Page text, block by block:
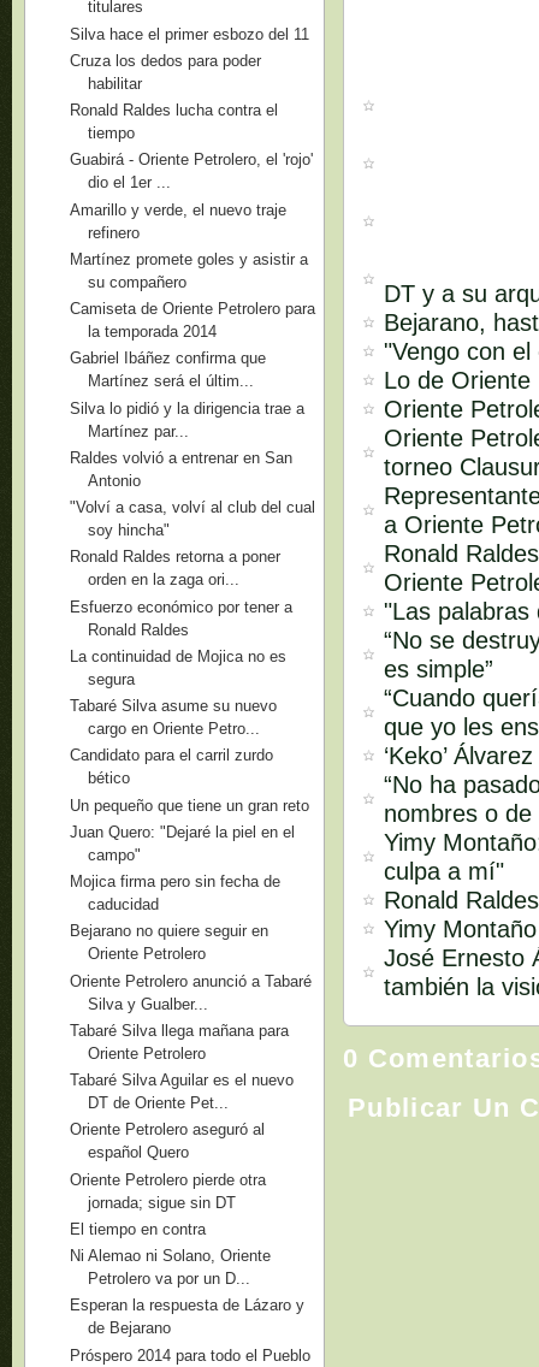
DT y a su
Bejarano,
"Vengo con
Lo de
Oriente
Oriente
torneo
a Oriente
Ronald
Oriente
"Las palabras
“No se
es simple”
“Cuando
que yo les
‘Keko’
“No ha
nombres o de
Yimy
culpa a mí"
Ronald
Yimy
José Ernesto
también la
0
Publicar Un
titulares
Silva hace el primer esbozo del 11
Cruza los dedos para poder
habilitar
Ronald Raldes lucha contra el
tiempo
Guabirá - Oriente Petrolero, el 'rojo'
dio el 1er ...
Amarillo y verde, el nuevo traje
refinero
Martínez promete goles y asistir a
su compañero
Camiseta de Oriente Petrolero para
la temporada 2014
Gabriel Ibáñez confirma que
Martínez será el últim...
Silva lo pidió y la dirigencia trae a
Martínez par...
Raldes volvió a entrenar en San
Antonio
"Volví a casa, volví al club del cual
soy hincha"
Ronald Raldes retorna a poner
orden en la zaga ori...
Esfuerzo económico por tener a
Ronald Raldes
La continuidad de Mojica no es
segura
Tabaré Silva asume su nuevo
cargo en Oriente Petro...
Candidato para el carril zurdo
bético
Un pequeño que tiene un gran reto
Juan Quero: "Dejaré la piel en el
campo"
Mojica firma pero sin fecha de
caducidad
Bejarano no quiere seguir en
Oriente Petrolero
Oriente Petrolero anunció a Tabaré
Silva y Gualber...
Tabaré Silva llega mañana para
Oriente Petrolero
Tabaré Silva Aguilar es el nuevo
DT de Oriente Pet...
Oriente Petrolero aseguró al
español Quero
Oriente Petrolero pierde otra
jornada; sigue sin DT
El tiempo en contra
Ni Alemao ni Solano, Oriente
Petrolero va por un D...
Esperan la respuesta de Lázaro y
de Bejarano
Próspero 2014 para todo el Pueblo